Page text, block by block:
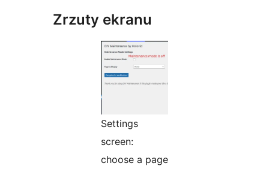
Zrzuty ekranu
Settings
screen:
choose a page